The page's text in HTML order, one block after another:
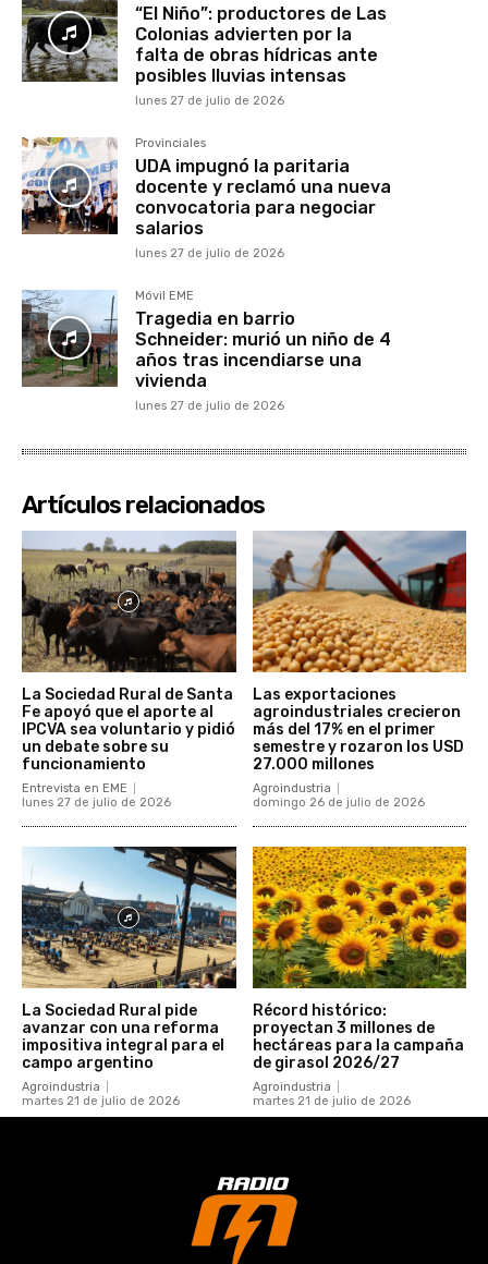
“El Niño”: productores de Las
Colonias advierten por la
falta de obras hídricas ante
posibles lluvias intensas
lunes 27 de julio de 2026
Provinciales
UDA impugnó la paritaria
docente y reclamó una nueva
convocatoria para negociar
salarios
lunes 27 de julio de 2026
Móvil EME
Tragedia en barrio
Schneider: murió un niño de 4
años tras incendiarse una
vivienda
lunes 27 de julio de 2026
Artículos relacionados
La Sociedad Rural de Santa
Fe apoyó que el aporte al
IPCVA sea voluntario y pidió
un debate sobre su
funcionamiento
Entrevista en EME
lunes 27 de julio de 2026
Las exportaciones
agroindustriales crecieron
más del 17% en el primer
semestre y rozaron los USD
27.000 millones
Agroindustria
domingo 26 de julio de 2026
La Sociedad Rural pide
avanzar con una reforma
impositiva integral para el
campo argentino
Agroindustria
martes 21 de julio de 2026
Récord histórico:
proyectan 3 millones de
hectáreas para la campaña
de girasol 2026/27
Agroindustria
martes 21 de julio de 2026